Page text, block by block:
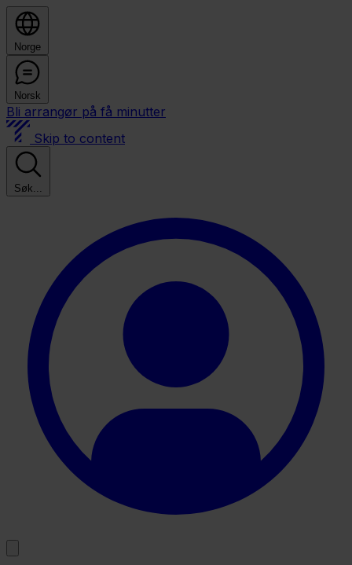
Norge
Norsk
Bli arrangør på få minutter
Skip to content
Søk...